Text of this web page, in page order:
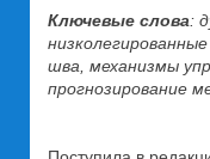
Ключевые слова:
шва, механизмы
прогнозирование